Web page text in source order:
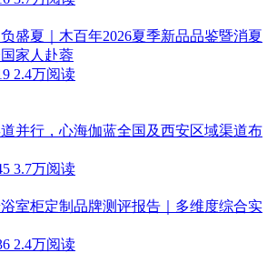
盛夏｜木百年2026夏季新品品鉴暨消夏
家人赴蓉
2.4万阅读
并行，心海伽蓝全国及西安区域渠道布
3.7万阅读
室柜定制品牌测评报告｜多维度综合实
2.4万阅读